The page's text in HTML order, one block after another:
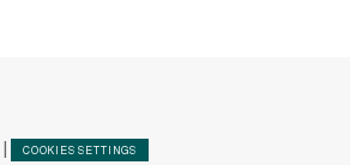
COOKIES SETTINGS